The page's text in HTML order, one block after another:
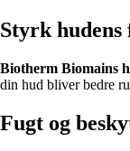
Styrk
Biotherm Biomains
din hud bliver bedre
Fugt og